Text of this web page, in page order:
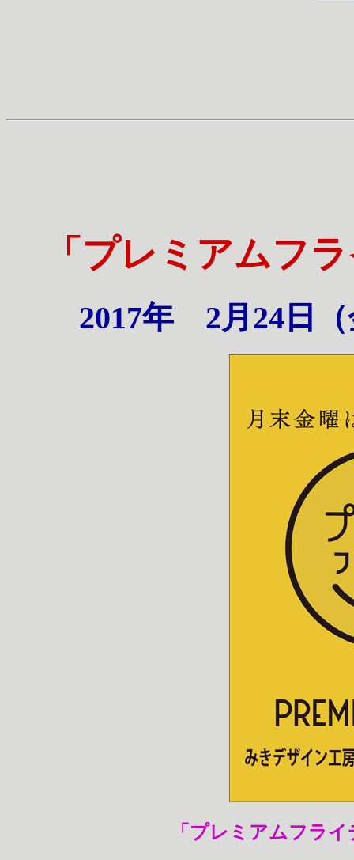
「プレミアムフ
2017年 2月24日
「プレミアムフラ